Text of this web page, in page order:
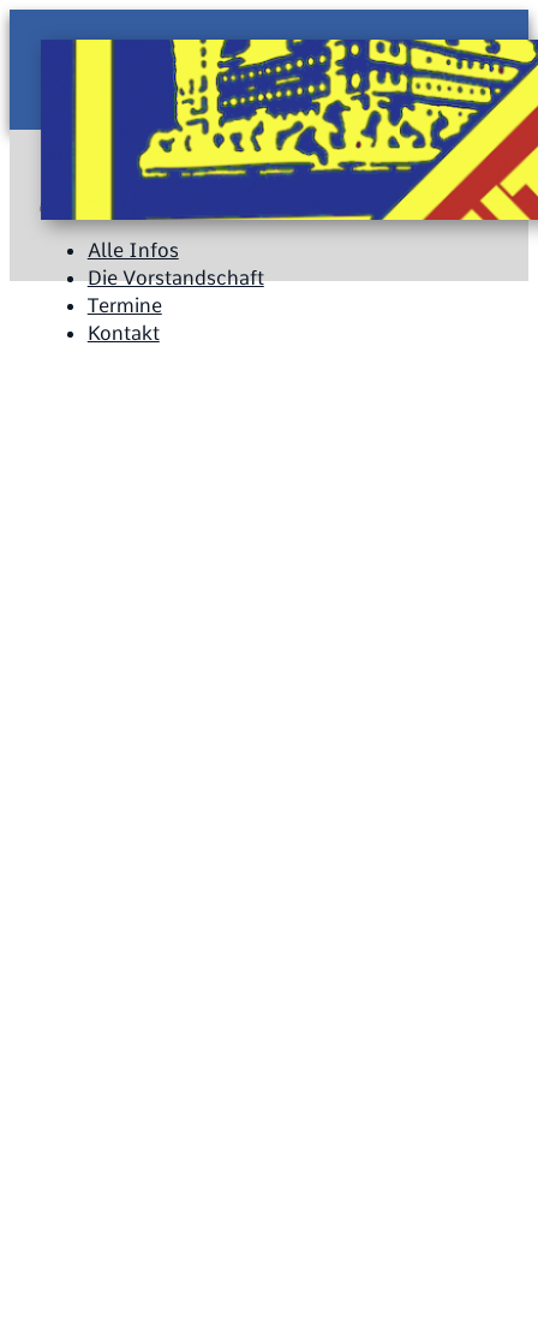
Alle Infos
Die Vorstandschaft
Termine
Kontakt
Alle Infos
Die Vorstandschaft
Termine
Kontakt
Copyright 2026 © BSC Nautilus